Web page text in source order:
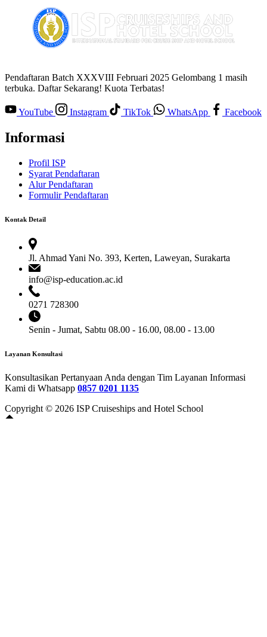
Pendaftaran Batch XXXVIII Februari 2025 Gelombang 1 masih
terbuka. Daftar Sekarang! Kuota Terbatas!
YouTube Instagram TikTok WhatsApp Facebook
Informasi
Profil ISP
Syarat Pendaftaran
Alur Pendaftaran
Formulir Pendaftaran
Kontak Detail
Jl. Ahmad Yani No. 393, Kerten, Laweyan, Surakarta
info@isp-education.ac.id
0271 728300
Senin - Jumat, Sabtu 08.00 - 16.00, 08.00 - 13.00
Layanan Konsultasi
Konsultasikan Pertanyaan Anda dengan Tim Layanan Informasi
Kami di Whatsapp 0857 0201 1135
Copyright © 2026 ISP Cruiseships and Hotel School